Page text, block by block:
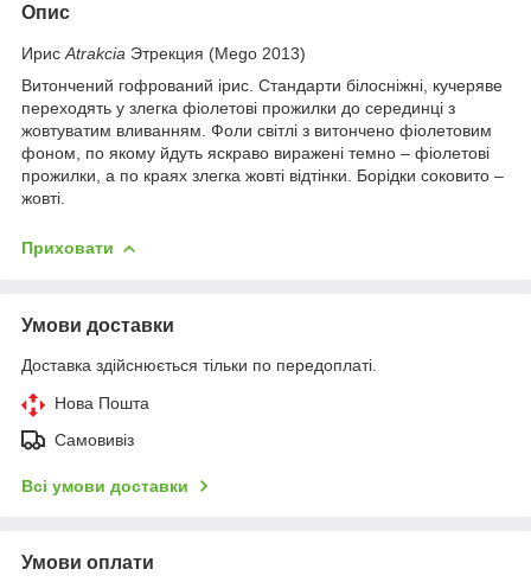
Опис
Ирис Atrakcia Этрекция (Mego 2013)
Витончений гофрований ірис. Стандарти білосніжні, кучеряве
переходять у злегка фіолетові прожилки до серединці з
жовтуватим вливанням. Фоли світлі з витончено фіолетовим
фоном, по якому йдуть яскраво виражені темно – фіолетові
прожилки, а по краях злегка жовті відтінки. Борідки соковито –
жовті.
Приховати
Умови доставки
Доставка здійснюється тільки по передоплаті.
Нова Пошта
Самовивіз
Всі умови доставки
Умови оплати